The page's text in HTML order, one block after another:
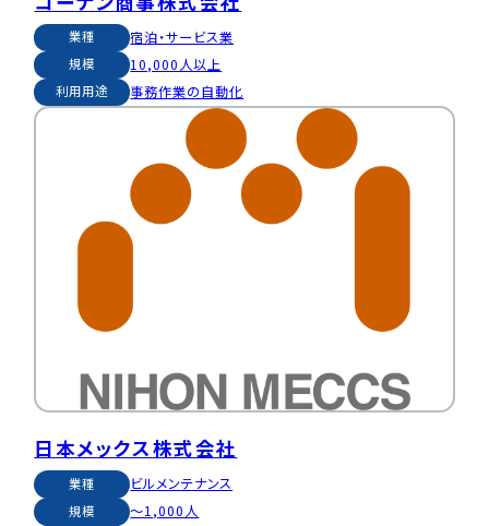
業種 宿泊・サービス業
規模 10,000人以上
利用用途 事務作業の自動化
日本メックス株式会社
業種 ビルメンテナンス
規模 ～1,000人